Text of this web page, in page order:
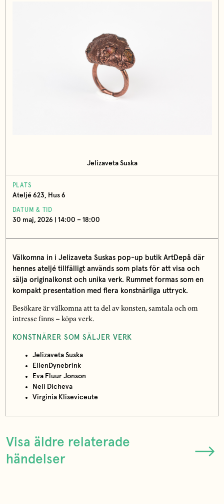
Jelizaveta Suska
PLATS
Ateljé 623, Hus 6
DATUM & TID
30 maj, 2026 | 14:00 – 18:00
Välkomna in i Jelizaveta Suskas pop-up butik ArtDepå där
hennes ateljé tillfälligt används som plats för att visa och
sälja originalkonst och unika verk. Rummet formas som en
kompakt presentation med flera konstnärliga uttryck.
Besökare är välkomna att ta del av konsten, samtala och om
intresse finns – köpa verk.
KONSTNÄRER SOM SÄLJER VERK
Jelizaveta Suska
EllenDynebrink
Eva Fluur Jonson
Neli Dicheva
Virginia Kliseviceute
Visa äldre relaterade
händelser